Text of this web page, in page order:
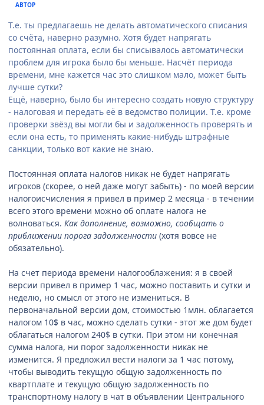
АВТОР
Т.е. ты предлагаешь не делать автоматического списания
со счёта, наверно разумно. Хотя будет напрягать
постоянная оплата, если бы списывалось автоматически
проблем для игрока было бы меньше. Насчёт периода
времени, мне кажется час это слишком мало, может быть
лучше сутки?
Ещё, наверно, было бы интересно создать новую структуру
- налоговая и передать её в ведомство полиции. Т.е. кроме
проверки звёзд вы могли бы и задолженность проверять и
если она есть, то применять какие-нибудь штрафные
санкции, только вот какие не знаю.
Постоянная оплата налогов никак не будет напрягать
игроков (скорее, о ней даже могут забыть) - по моей версии
налогоисчисления я привел в пример 2 месяца - в течении
всего этого времени можно об оплате налога не
волноваться. Как дополнение, возможно, сообщать о
приближении порога задолженности (хотя вовсе не
обязательно).
На счет периода времени налогооблажения: я в своей
версии привел в пример 1 час, можно поставить и сутки и
неделю, но смысл от этого не измениться. В
первоначальной версии дом, стоимостью 1млн. облагается
налогом 10$ в час, можно сделать сутки - этот же дом будет
облагаться налогом 240$ в сутки. При этом ни конечная
сумма налога, ни порог задолженности никак не
изменится. Я предложил вести налоги за 1 час потому,
чтобы выводить текущую общую задолженность по
квартплате и текущую общую задолженность по
транспортному налогу в чат в объявлении Центрального